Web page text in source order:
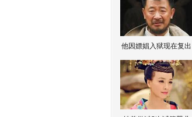
他因嫖娼入狱现在复出